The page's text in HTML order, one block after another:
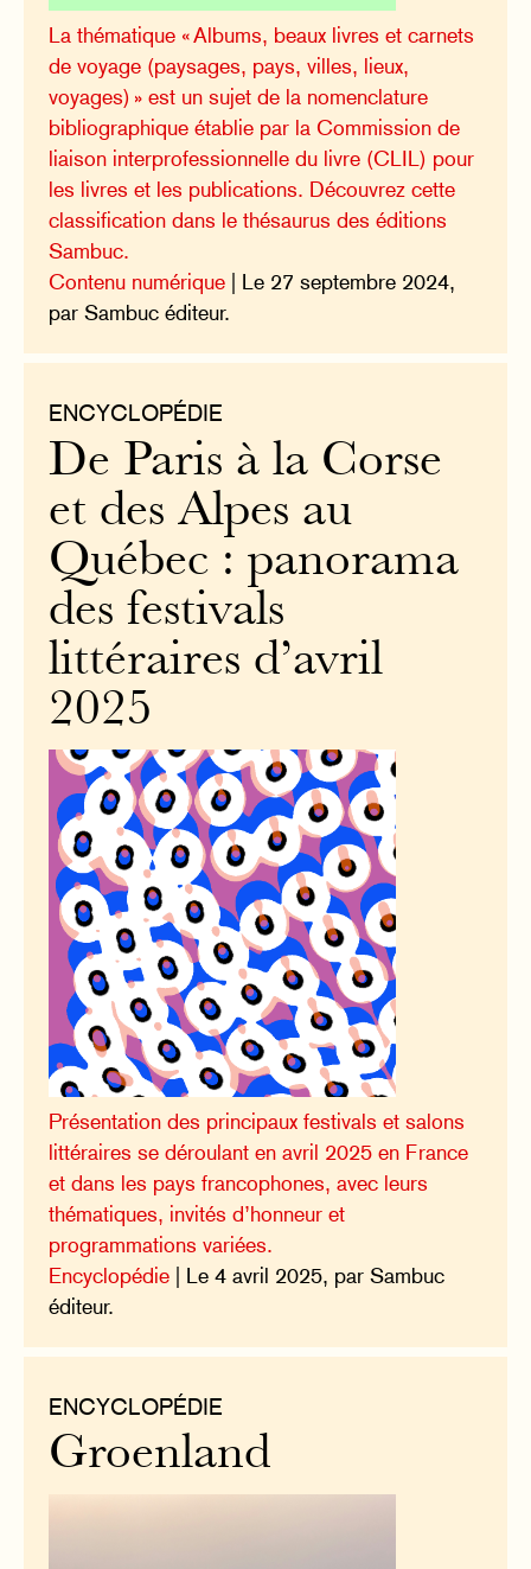
La thématique « Albums, beaux livres et carnets
de voyage (paysages, pays, villes, lieux,
voyages) » est un sujet de la nomenclature
bibliographique établie par la Commission de
liaison interprofessionnelle du livre (CLIL) pour
les livres et les publications. Découvrez cette
classification dans le thésaurus des éditions
Sambuc.
Contenu numérique | Le 27 septembre 2024,
par Sambuc éditeur.
ENCYCLOPÉDIE
De Paris à la Corse
et des Alpes au
Québec : panorama
des festivals
littéraires d’avril
2025
Présentation des principaux festivals et salons
littéraires se déroulant en avril 2025 en France
et dans les pays francophones, avec leurs
thématiques, invités d’honneur et
programmations variées.
Encyclopédie | Le 4 avril 2025, par Sambuc
éditeur.
ENCYCLOPÉDIE
Groenland